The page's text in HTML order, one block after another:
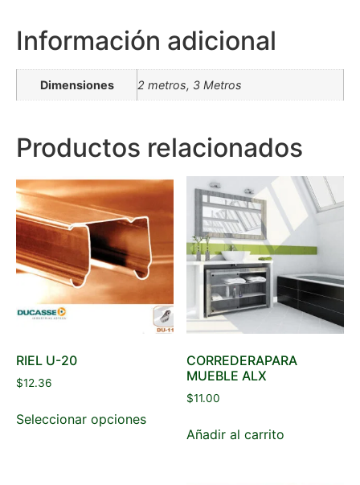
Información adicional
Dimensiones 2 metros, 3 Metros
Productos relacionados
RIEL U-20
$12.36
Seleccionar opciones
CORREDERAPARA
MUEBLE ALX
$11.00
Añadir al carrito